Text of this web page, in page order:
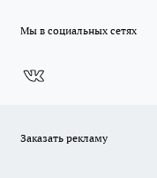
Мы в социальных сетях
Заказать рекламу